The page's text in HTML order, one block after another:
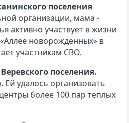
поселения
организации, мама -
активно участвует в жизни
новорожденных» в
участникам СВО.
поселения.
удалось организовать
более 100 пар теплых